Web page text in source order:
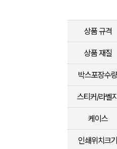
상품 규격
상품 재질
박스포장수량
스티커/라벨
케이스
인쇄위치크기